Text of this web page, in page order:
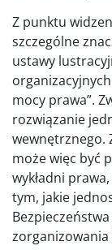
Z punktu
szczególne
ustawy
mocy prawa”.
rozwiązanie
wewnętrznego.
może więc być
wykładni
tym, jakie